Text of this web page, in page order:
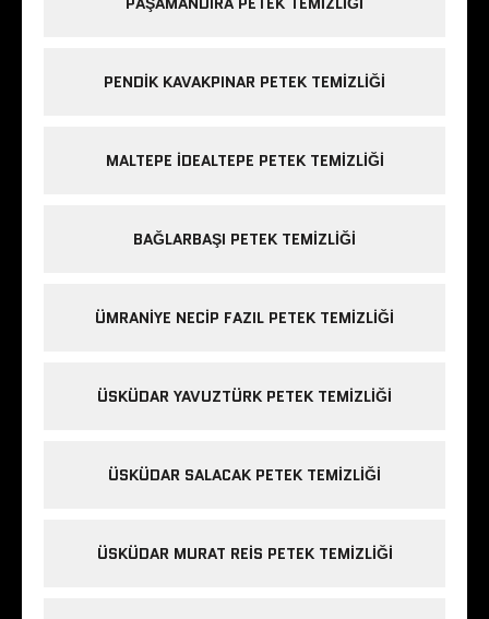
PENDIK KAVAKPINAR PETEK TEMIZLIĞI
MALTEPE IDEALTEPE PETEK TEMIZLIĞI
BAĞLARBAŞI PETEK TEMIZLIĞI
ÜMRANIYE NECIP FAZIL PETEK TEMIZLIĞI
ÜSKÜDAR YAVUZTÜRK PETEK TEMIZLIĞI
ÜSKÜDAR SALACAK PETEK TEMIZLIĞI
ÜSKÜDAR MURAT REIS PETEK TEMIZLIĞI